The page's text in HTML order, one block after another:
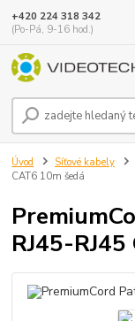
+420 224 318 342
(Po-Pá, 9-16 hod.)
Úvod Síťové kabely
CAT6 10m šedá
RJ45-